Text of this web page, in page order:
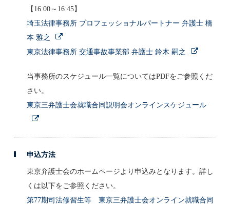
【16:00～16:45】
埼玉法律事務所 プロフェッショナルパートナー 弁護士 橋
本 雅之
東京法律事務所 交通事故事業部 弁護士 鈴木 嗣之
当事務所のスケジュール一覧についてはPDFをご参照くだ
さい。
東京三弁護士会就職合同説明会オンラインスケジュール
申込方法
東京弁護士会のホームページより申込みとなります。詳し
くは以下をご参照ください。
第77期司法修習生等 東京三弁護士会オンライン就職合同